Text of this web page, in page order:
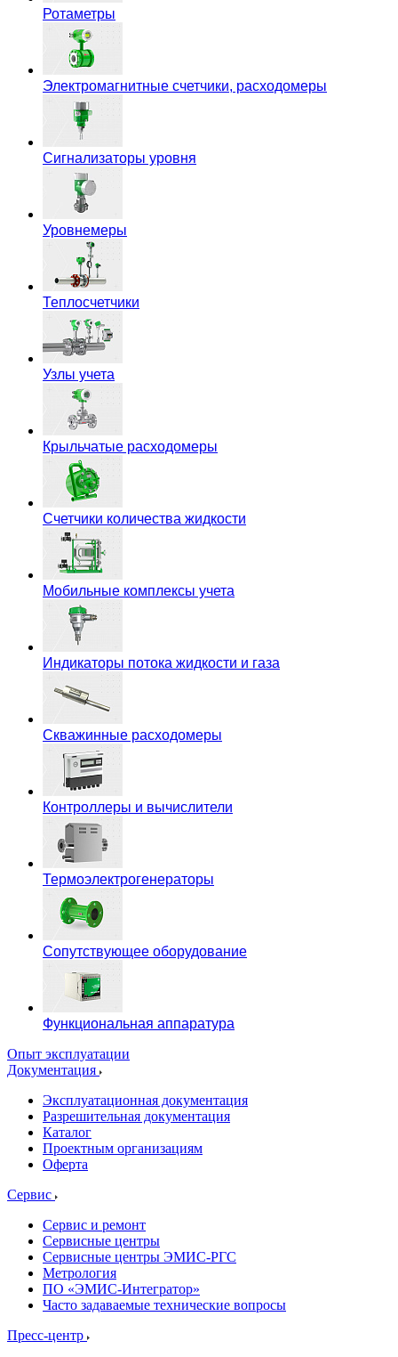
Ротаметры
Электромагнитные счетчики, расходомеры
Сигнализаторы уровня
Уровнемеры
Теплосчетчики
Узлы учета
Крыльчатые расходомеры
Счетчики количества жидкости
Мобильные комплексы учета
Индикаторы потока жидкости и газа
Скважинные расходомеры
Контроллеры и вычислители
Термоэлектрогенераторы
Сопутствующее оборудование
Функциональная аппаратура
Опыт эксплуатации
Документация
Эксплуатационная документация
Разрешительная документация
Каталог
Проектным организациям
Оферта
Сервис
Сервис и ремонт
Сервисные центры
Сервисные центры ЭМИС-РГС
Метрология
ПО «ЭМИС-Интегратор»
Часто задаваемые технические вопросы
Пресс-центр